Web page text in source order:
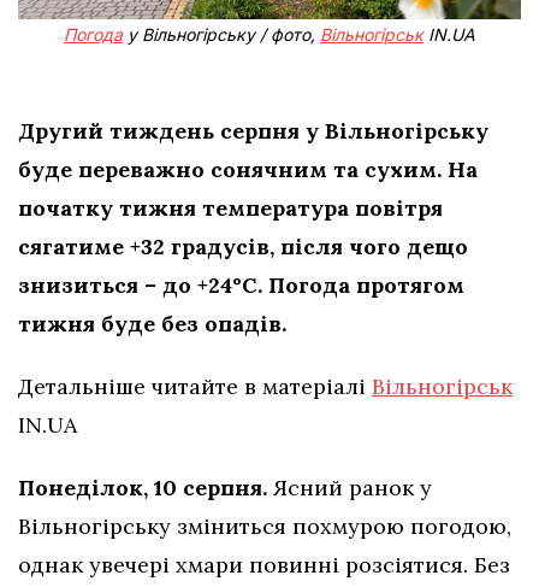
Погода у Вільногірську / фото, ВільногірськIN.UA
Другий тиждень серпня у Вільногірську
буде переважно сонячним та сухим. На
початку тижня температура повітря
сягатиме +32 градусів, після чого дещо
знизиться – до +24°C. Погода протягом
тижня буде без опадів.
Детальніше читайте в матеріалі Вільногірськ
IN.UA
Понеділок, 10 серпня. Ясний ранок у
Вільногірську зміниться похмурою погодою,
однак увечері хмари повинні розсіятися. Без